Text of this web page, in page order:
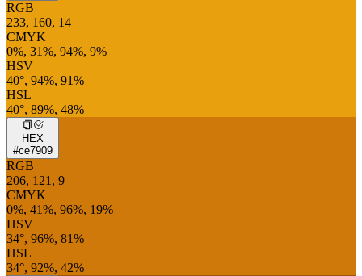
RGB
233, 160, 14
CMYK
0%, 31%, 94%, 9%
HSV
40°, 94%, 91%
HSL
40°, 89%, 48%
HEX
#ce7909
RGB
206, 121, 9
CMYK
0%, 41%, 96%, 19%
HSV
34°, 96%, 81%
HSL
34°, 92%, 42%